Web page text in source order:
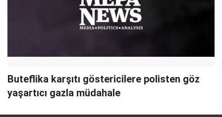
Buteflika karşıtı göstericilere polisten göz
yaşartıcı gazla müdahale